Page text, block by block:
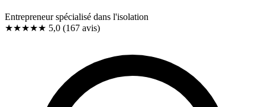
Entrepreneur spécialisé dans l'isolation
★★★★★ 5,0 (167 avis)